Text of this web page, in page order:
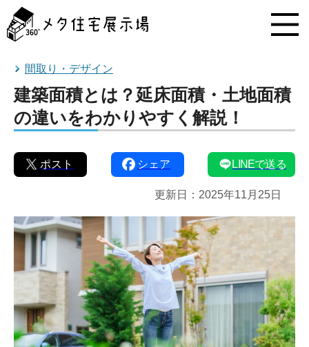
タ
住
間取り・デザイン
建築面積とは？延床面積・土地面積
の違いをわかりやすく解説！
ポスト シェア LINEで送る
更新日： 2025年11月25日